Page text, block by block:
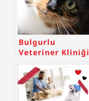
Bulgurlu
Veteriner Kliniği